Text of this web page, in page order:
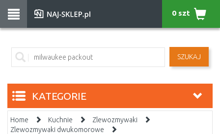
SZUKAJ
0 szt
KATEGORIE
Home Kuchnie
Zlewozmywaki
Zlewozmywaki dwukomorowe